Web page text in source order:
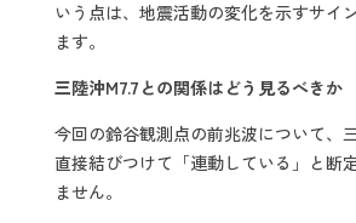
いう点は、地震活動の変化を示すサイ
ます。
三陸沖M7.7との関係はどう見るべきか
今回の鈴谷観測点の前兆波について、
直接結びつけて「連動している」と断
ません。